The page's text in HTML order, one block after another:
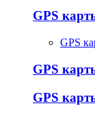
GPS
GPS
GPS
GPS